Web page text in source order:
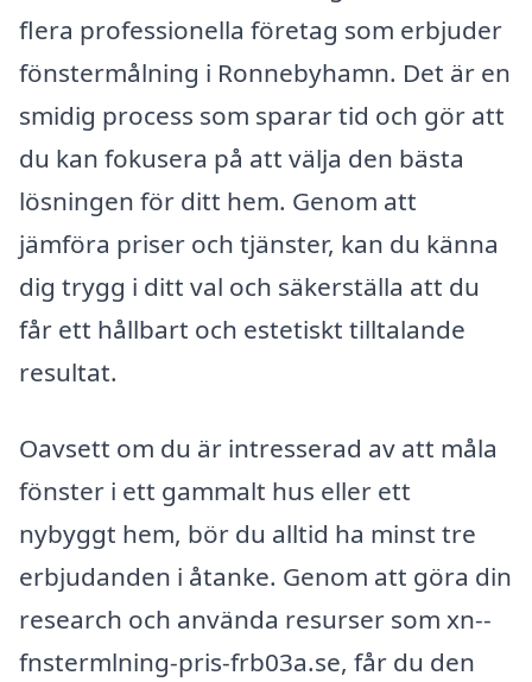
flera professionella företag som erbjuder
fönstermålning i Ronnebyhamn. Det är en
smidig process som sparar tid och gör att
du kan fokusera på att välja den bästa
lösningen för ditt hem. Genom att
jämföra priser och tjänster, kan du känna
dig trygg i ditt val och säkerställa att du
får ett hållbart och estetiskt tilltalande
resultat.
Oavsett om du är intresserad av att måla
fönster i ett gammalt hus eller ett
nybyggt hem, bör du alltid ha minst tre
erbjudanden i åtanke. Genom att göra din
research och använda resurser som xn--
fnstermlning-pris-frb03a.se, får du den